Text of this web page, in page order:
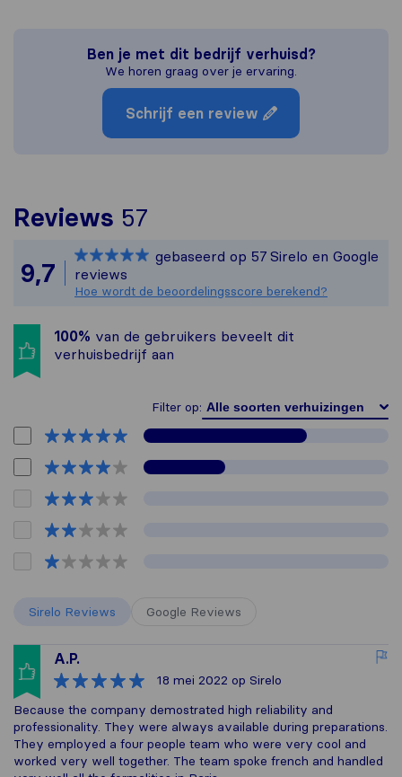
Ben je met dit bedrijf verhuisd?
We horen graag over je ervaring.
Schrijf een review
Reviews 57
Alle reviews van
9,7
gebaseerd op 57 Sirelo en Google
reviews
Hoe wordt de beoordelingsscore berekend?
100% van de gebruikers beveelt dit
verhuisbedrijf aan
Filter op:
Sirelo Reviews Google Reviews
A.P.
18 mei 2022 op Sirelo
Because the company demostrated high reliability and
professionality. They were always available during preparations.
They employed a four people team who were very cool and
worked very well together. The team spoke french and handled